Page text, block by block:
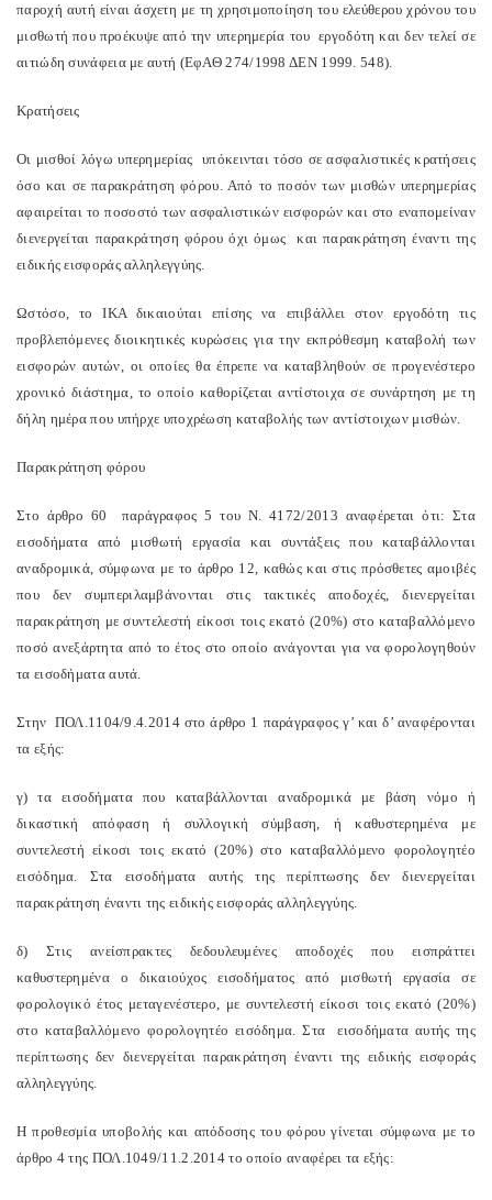
παροχή αυτή είναι άσχετη με τη χρησιμοποίηση του ελεύθερου χρόνου του
μισθωτή που προέκυψε από την υπερημερία του εργοδότη και δεν τελεί σε
αιτιώδη συνάφεια με αυτή (ΕφΑΘ 274/1998 ΔΕΝ 1999. 548).
Κρατήσεις
Οι μισθοί λόγω υπερημερίας υπόκεινται τόσο σε ασφαλιστικές κρατήσεις
όσο και σε παρακράτηση φόρου. Από το ποσόν των μισθών υπερημερίας
αφαιρείται το ποσοστό των ασφαλιστικών εισφορών και στο εναπομείναν
διενεργείται παρακράτηση φόρου όχι όμως και παρακράτηση έναντι της
ειδικής εισφοράς αλληλεγγύης.
Ωστόσο, το ΙΚΑ δικαιούται επίσης να επιβάλλει στον εργοδότη τις
προβλεπόμενες διοικητικές κυρώσεις για την εκπρόθεσμη καταβολή των
εισφορών αυτών, οι οποίες θα έπρεπε να καταβληθούν σε προγενέστερο
χρονικό διάστημα, το οποίο καθορίζεται αντίστοιχα σε συνάρτηση με τη
δήλη ημέρα που υπήρχε υποχρέωση καταβολής των αντίστοιχων μισθών.
Παρακράτηση φόρου
Στο άρθρο 60 παράγραφος 5 του Ν. 4172/2013 αναφέρεται ότι: Στα
εισοδήματα από μισθωτή εργασία και συντάξεις που καταβάλλονται
αναδρομικά, σύμφωνα με το άρθρο 12, καθώς και στις πρόσθετες αμοιβές
που δεν συμπεριλαμβάνονται στις τακτικές αποδοχές, διενεργείται
παρακράτηση με συντελεστή είκοσι τοις εκατό (20%) στο καταβαλλόμενο
ποσό ανεξάρτητα από το έτος στο οποίο ανάγονται για να φορολογηθούν
τα εισοδήματα αυτά.
Στην ΠΟΛ.1104/9.4.2014 στο άρθρο 1 παράγραφος γ’ και δ’ αναφέρονται
τα εξής:
γ) τα εισοδήματα που καταβάλλονται αναδρομικά με βάση νόμο ή
δικαστική απόφαση ή συλλογική σύμβαση, ή καθυστερημένα με
συντελεστή είκοσι τοις εκατό (20%) στο καταβαλλόμενο φορολογητέο
εισόδημα. Στα εισοδήματα αυτής της περίπτωσης δεν διενεργείται
παρακράτηση έναντι της ειδικής εισφοράς αλληλεγγύης.
δ) Στις ανείσπρακτες δεδουλευμένες αποδοχές που εισπράττει
καθυστερημένα ο δικαιούχος εισοδήματος από μισθωτή εργασία σε
φορολογικό έτος μεταγενέστερο, με συντελεστή είκοσι τοις εκατό (20%)
στο καταβαλλόμενο φορολογητέο εισόδημα. Στα εισοδήματα αυτής της
περίπτωσης δεν διενεργείται παρακράτηση έναντι της ειδικής εισφοράς
αλληλεγγύης.
Η προθεσμία υποβολής και απόδοσης του φόρου γίνεται σύμφωνα με το
άρθρο 4 της ΠΟΛ.1049/11.2.2014 το οποίο αναφέρει τα εξής: